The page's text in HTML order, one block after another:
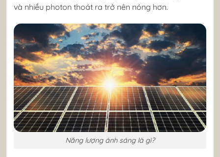
và nhiều photon thoát ra trở nên nóng hơn.
Năng lượng ánh sáng là gì?